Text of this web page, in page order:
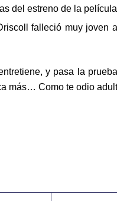
del estreno de la
falleció muy joven
y pasa la
más… Como te odio